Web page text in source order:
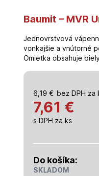
Baumit – MVR
Jednovrstvová
vonkajšie a vnútorné
Omietka obsahuje
6,19 € bez DPH za
7,61 €
s DPH za ks
Do košíka:
SKLADOM